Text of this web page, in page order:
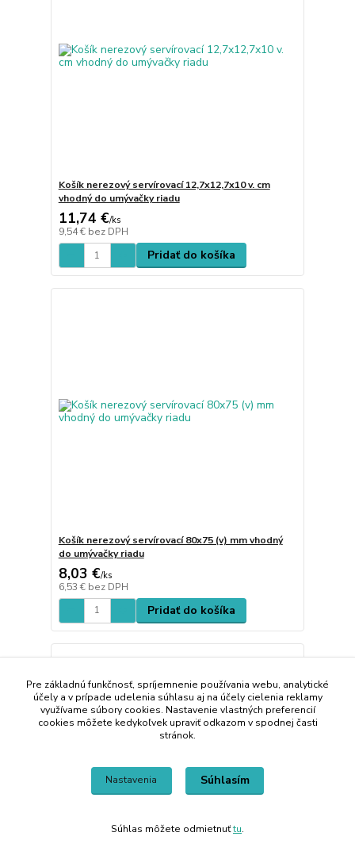
Košík nerezový servírovací 12,7x12,7x10 v. cm
vhodný do umývačky riadu
11,74 €/ks
9,54 € bez DPH
Pridať do košíka
Košík nerezový servírovací 80x75 (v) mm vhodný
do umývačky riadu
8,03 €/ks
6,53 € bez DPH
Pridať do košíka
Pre základnú funkčnosť, spríjemnenie používania webu, analytické
účely a v prípade udelenia súhlasu aj na účely cielenia reklamy
využívame súbory cookies. Nastavenie vlastných preferencií
cookies môžete kedykoľvek upraviť odkazom v spodnej časti
stránok.
Nastavenia Súhlasím
Súhlas môžete odmietnuťtu.